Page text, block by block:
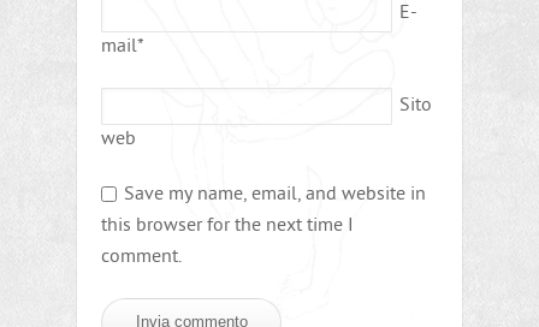
E-
mail*
Sito
web
Save my name, email, and website in
this browser for the next time I
comment.